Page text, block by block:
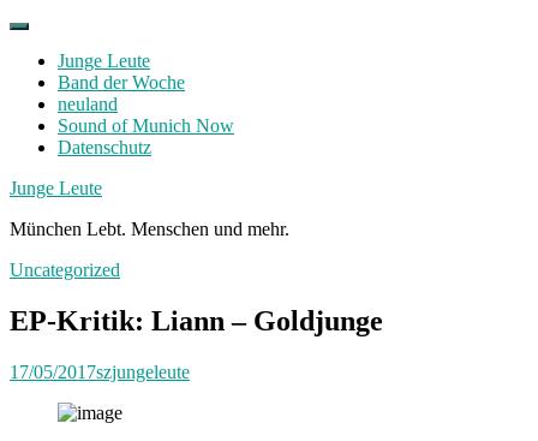
Skip
contentJunge Leute
Band der Woche
neuland
Sound of Munich Now
Datenschutz
Facebook
Twitter
Instagram
Junge Leute
München Lebt. Menschen und mehr.
Uncategorized
EP-Kritik: Liann – Goldjunge
17/05/2017szjungeleute